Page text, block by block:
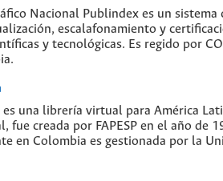
Nacional Publindex es un
escalafonamiento y
y tecnológicas. Es regido por
es una librería virtual para América
fue creada por FAPESP en el año de
en Colombia es gestionada por la